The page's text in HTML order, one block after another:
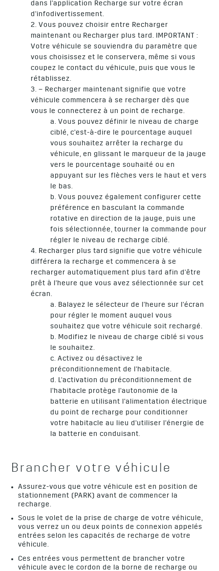
dans l'application Recharge sur votre écran
d'infodivertissement.
2. Vous pouvez choisir entre Recharger
maintenant ou Recharger plus tard. IMPORTANT :
Votre véhicule se souviendra du paramètre que
vous choisissez et le conservera, même si vous
coupez le contact du véhicule, puis que vous le
rétablissez.
3. – Recharger maintenant signifie que votre
véhicule commencera à se recharger dès que
vous le connecterez à un point de recharge.
a. Vous pouvez définir le niveau de charge
ciblé, c'est-à-dire le pourcentage auquel
vous souhaitez arrêter la recharge du
véhicule, en glissant le marqueur de la jauge
vers le pourcentage souhaité ou en
appuyant sur les flèches vers le haut et vers
le bas.
b. Vous pouvez également configurer cette
préférence en basculant la commande
rotative en direction de la jauge, puis une
fois sélectionnée, tourner la commande pour
régler le niveau de recharge ciblé.
4. Recharger plus tard signifie que votre véhicule
différera la recharge et commencera à se
recharger automatiquement plus tard afin d'être
prêt à l'heure que vous avez sélectionnée sur cet
écran.
a. Balayez le sélecteur de l'heure sur l'écran
pour régler le moment auquel vous
souhaitez que votre véhicule soit rechargé.
b. Modifiez le niveau de charge ciblé si vous
le souhaitez.
c. Activez ou désactivez le
préconditionnement de l'habitacle.
d. L'activation du préconditionnement de
l'habitacle protège l'autonomie de la
batterie en utilisant l'alimentation électrique
du point de recharge pour conditionner
votre habitacle au lieu d'utiliser l'énergie de
la batterie en conduisant.
Brancher votre véhicule
Assurez-vous que votre véhicule est en position de
stationnement (PARK) avant de commencer la
recharge.
Sous le volet de la prise de charge de votre véhicule,
vous verrez un ou deux points de connexion appelés
entrées selon les capacités de recharge de votre
véhicule.
Ces entrées vous permettent de brancher votre
véhicule avec le cordon de la borne de recharge ou